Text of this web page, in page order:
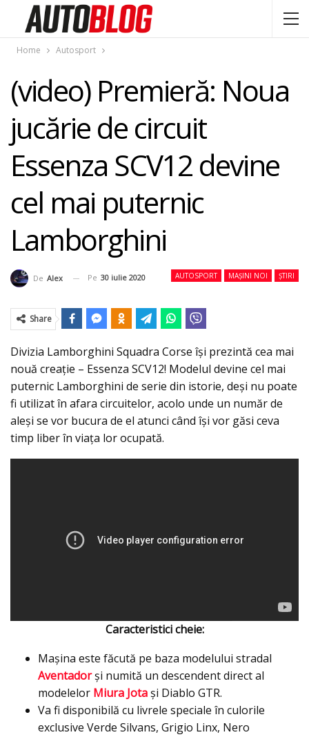
Home Autosport
(video) Premieră: Noua
jucărie de circuit
Essenza SCV12 devine
cel mai puternic
Lamborghini
AUTOSPORT MAȘINI NOI ȘTIRI
De Alex Pe 30 iulie 2020
Share
Divizia Lamborghini Squadra Corse îşi prezintă cea mai
nouă creaţie – Essenza SCV12! Modelul devine cel mai
puternic Lamborghini de serie din istorie, deşi nu poate
fi utilizat în afara circuitelor, acolo unde un număr de
aleşi se vor bucura de el atunci când îşi vor găsi ceva
timp liber în viaţa lor ocupată.
Caracteristici cheie:
Maşina este făcută pe baza modelului stradal
Aventadorşi numită un descendent direct al
modelelor Miura Jotaşi Diablo GTR.
Va fi disponibilă cu livrele speciale în culorile
exclusive Verde Silvans, Grigio Linx, Nero